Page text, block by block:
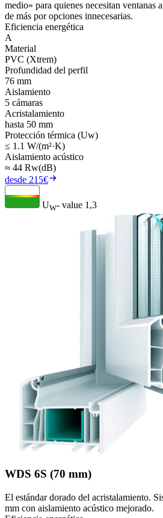
medio» para quienes necesitan ventanas
de más por opciones innecesarias.
Eficiencia energética
A
Material
PVC (Xtrem)
Profundidad del perfil
76 mm
Aislamiento
5 cámaras
Acristalamiento
hasta 50 mm
Protección térmica (Uw)
≤ 1.1 W/(m²·K)
Aislamiento acústico
≈ 44 Rw(dB)
desde 215€
UW- value 1,3
WDS 6S (70 mm)
El estándar dorado del acristalamiento.
mm con aislamiento acústico mejorado.